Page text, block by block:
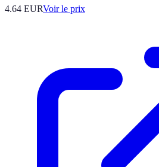
4.64 EURVoir le prix